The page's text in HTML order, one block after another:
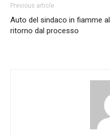
Previous article
Auto del sindaco in fiamme al
ritorno dal processo